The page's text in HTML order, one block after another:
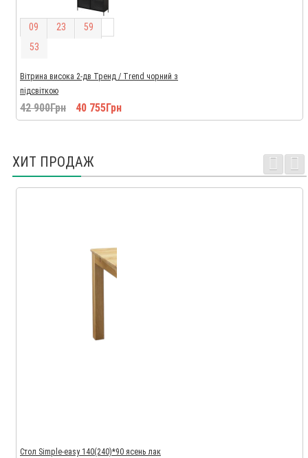
09 23 59
52
Вітрина висока 2-дв Тренд / Trend чорний з
підсвіткою
42 900Грн 40 755Грн
ХИТ ПРОДАЖ
Стол Simple-easy 140(240)*90 ясень лак